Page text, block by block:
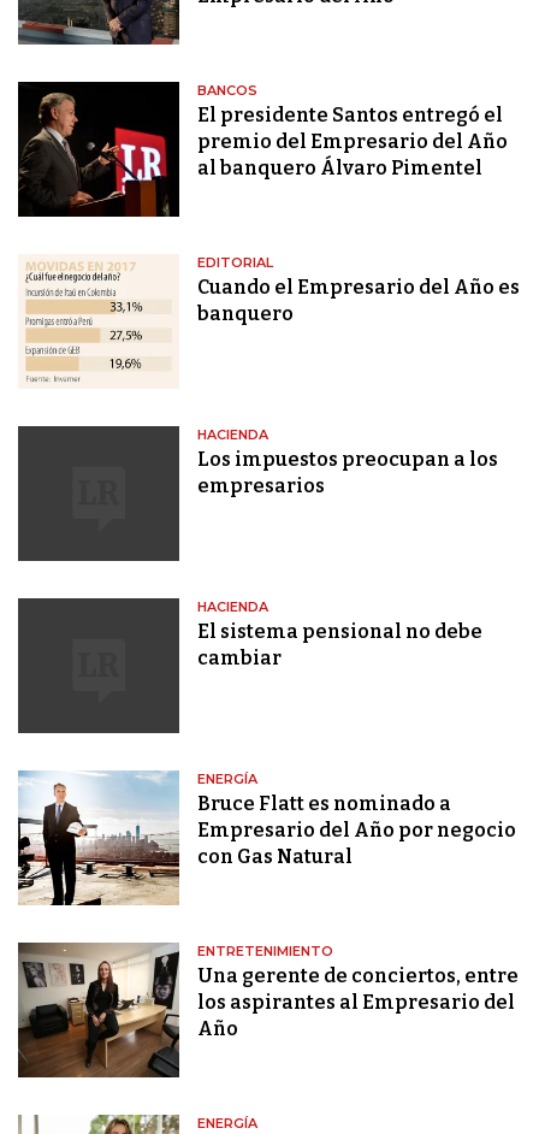
BANCOS
El presidente Santos entregó el
premio del Empresario del Año
al banquero Álvaro Pimentel
EDITORIAL
Cuando el Empresario del Año es
banquero
HACIENDA
Los impuestos preocupan a los
empresarios
HACIENDA
El sistema pensional no debe
cambiar
ENERGÍA
Bruce Flatt es nominado a
Empresario del Año por negocio
con Gas Natural
ENTRETENIMIENTO
Una gerente de conciertos, entre
los aspirantes al Empresario del
Año
ENERGÍA